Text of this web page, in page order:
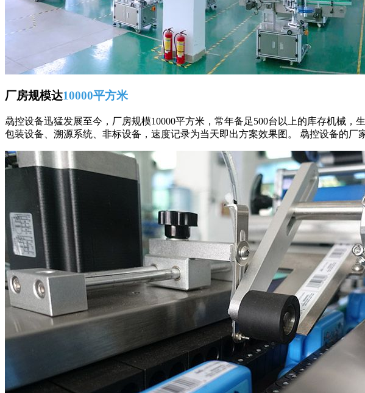
厂房规模达10000平方米
骉控设备迅猛发展至今，厂房规模10000平方米，常年备足500台以上的库存机械
包装设备、溯源系统、非标设备，速度记录为当天即出方案效果图。 骉控设备的厂